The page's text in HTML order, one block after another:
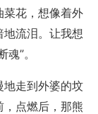
菜花，想像着外
流泪。让我想
”。
地走到外婆的坟
点燃后，那熊